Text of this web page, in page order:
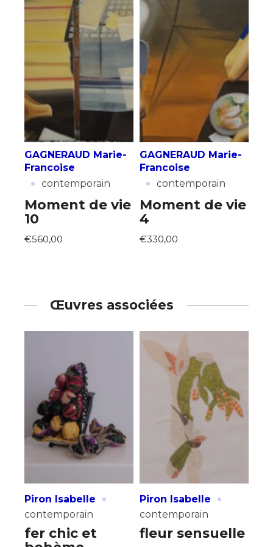
GAGNERAUD Marie-
Francoise
· contemporain
Moment de vie
10
€560,00
GAGNERAUD Marie-
Francoise
· contemporain
Moment de vie
4
€330,00
Œuvres associées
Piron Isabelle ·
contemporain
fer chic et
Piron Isabelle ·
contemporain
fleur sensuelle